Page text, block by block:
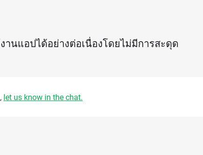
นแอปได้อย่างต่อเนื่องโดยไม่มีการสะดุด
let us know in the chat.